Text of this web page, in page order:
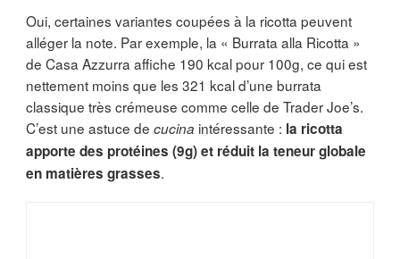
Oui, certaines variantes coupées à la ricotta peuvent
alléger la note. Par exemple, la « Burrata alla Ricotta »
de Casa Azzurra affiche 190 kcal pour 100g, ce qui est
nettement moins que les 321 kcal d’une burrata
classique très crémeuse comme celle de Trader Joe’s.
C’est une astuce de cucina intéressante : la ricotta
apporte des protéines (9g) et réduit la teneur globale
en matières grasses.